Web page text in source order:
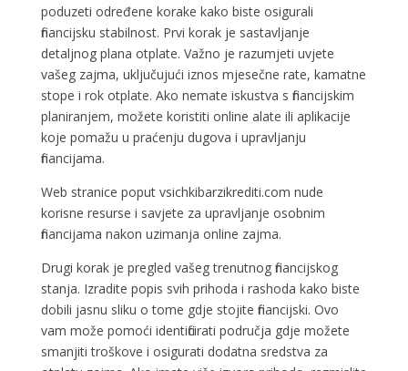
poduzeti određene korake kako biste osigurali
financijsku stabilnost. Prvi korak je sastavljanje
detaljnog plana otplate. Važno je razumjeti uvjete
vašeg zajma, uključujući iznos mjesečne rate, kamatne
stope i rok otplate. Ako nemate iskustva s financijskim
planiranjem, možete koristiti online alate ili aplikacije
koje pomažu u praćenju dugova i upravljanju
financijama.
Web stranice poput vsichkibarzikrediti.com nude
korisne resurse i savjete za upravljanje osobnim
financijama nakon uzimanja online zajma.
Drugi korak je pregled vašeg trenutnog financijskog
stanja. Izradite popis svih prihoda i rashoda kako biste
dobili jasnu sliku o tome gdje stojite financijski. Ovo
vam može pomoći identificirati područja gdje možete
smanjiti troškove i osigurati dodatna sredstva za